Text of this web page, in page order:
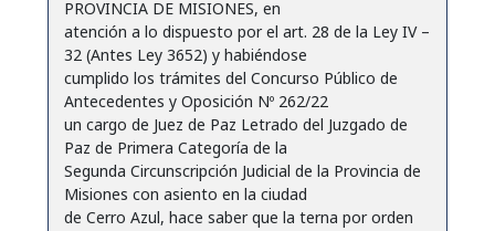
PROVINCIA DE MISIONES, en
atención a lo dispuesto por el art. 28 de la Ley IV –
32 (Antes Ley 3652) y habiéndose
cumplido los trámites del Concurso Público de
Antecedentes y Oposición Nº 262/22
un cargo de Juez de Paz Letrado del Juzgado de
Paz de Primera Categoría de la
Segunda Circunscripción Judicial de la Provincia de
Misiones con asiento en la ciudad
de Cerro Azul, hace saber que la terna por orden